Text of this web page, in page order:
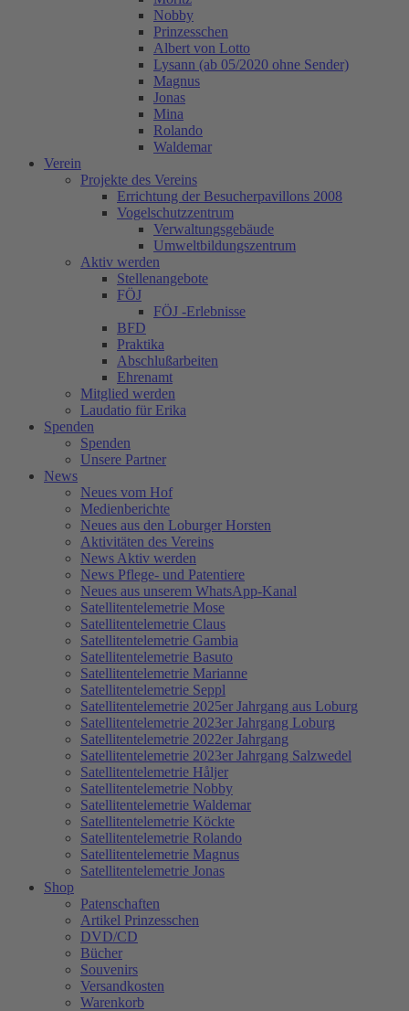
Nobby
Prinzesschen
Albert von Lotto
Lysann (ab 05/2020 ohne Sender)
Magnus
Jonas
Mina
Rolando
Waldemar
Verein
Projekte des Vereins
Errichtung der Besucherpavillons 2008
Vogelschutzzentrum
Verwaltungsgebäude
Umweltbildungszentrum
Aktiv werden
Stellenangebote
FÖJ
FÖJ -Erlebnisse
BFD
Praktika
Abschlußarbeiten
Ehrenamt
Mitglied werden
Laudatio für Erika
Spenden
Spenden
Unsere Partner
News
Neues vom Hof
Medienberichte
Neues aus den Loburger Horsten
Aktivitäten des Vereins
News Aktiv werden
News Pflege- und Patentiere
Neues aus unserem WhatsApp-Kanal
Satellitentelemetrie Mose
Satellitentelemetrie Claus
Satellitentelemetrie Gambia
Satellitentelemetrie Basuto
Satellitentelemetrie Marianne
Satellitentelemetrie Seppl
Satellitentelemetrie 2025er Jahrgang aus Loburg
Satellitentelemetrie 2023er Jahrgang Loburg
Satellitentelemetrie 2022er Jahrgang
Satellitentelemetrie 2023er Jahrgang Salzwedel
Satellitentelemetrie Håljer
Satellitentelemetrie Nobby
Satellitentelemetrie Waldemar
Satellitentelemetrie Köckte
Satellitentelemetrie Rolando
Satellitentelemetrie Magnus
Satellitentelemetrie Jonas
Shop
Patenschaften
Artikel Prinzesschen
DVD/CD
Bücher
Souvenirs
Versandkosten
Warenkorb